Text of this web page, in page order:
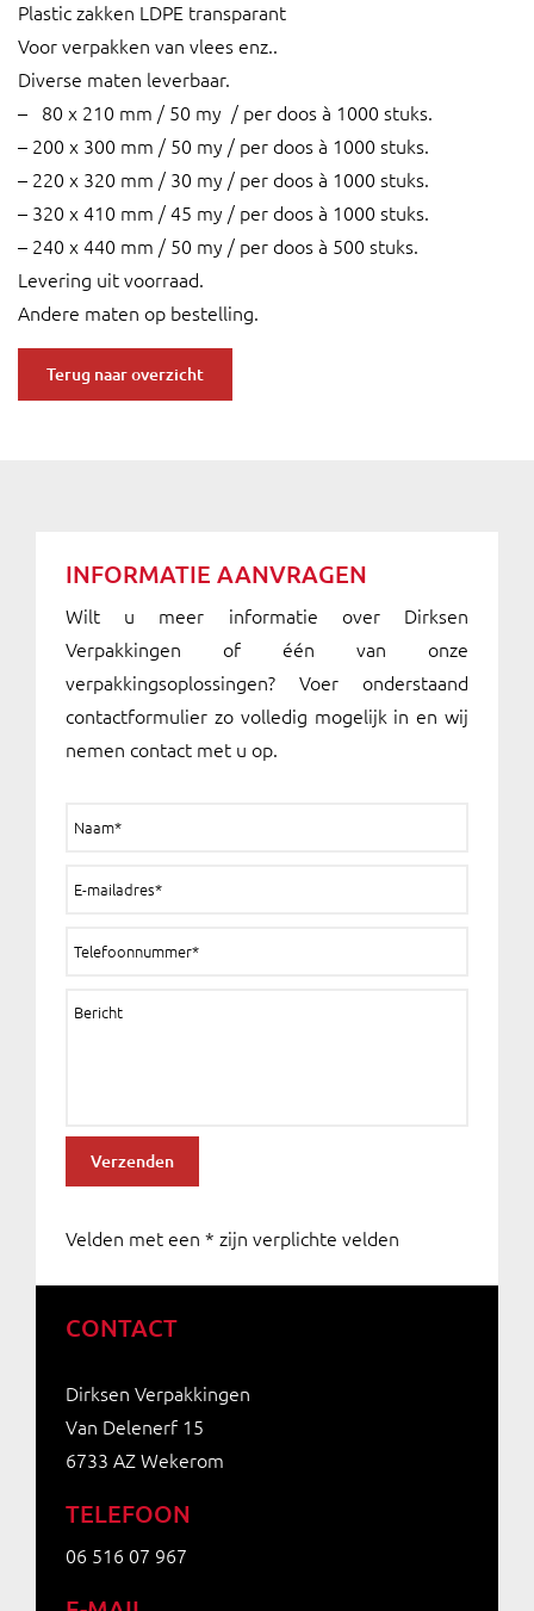
Plastic zakken LDPE transparant
Voor verpakken van vlees enz..
Diverse maten leverbaar.
– 80 x 210 mm / 50 my / per doos à 1000 stuks.
– 200 x 300 mm / 50 my / per doos à 1000 stuks.
– 220 x 320 mm / 30 my / per doos à 1000 stuks.
– 320 x 410 mm / 45 my / per doos à 1000 stuks.
– 240 x 440 mm / 50 my / per doos à 500 stuks.
Levering uit voorraad.
Andere maten op bestelling.
Terug naar overzicht
INFORMATIE AANVRAGEN
Wilt u meer informatie over Dirksen
Verpakkingen of één van onze
verpakkingsoplossingen? Voer onderstaand
contactformulier zo volledig mogelijk in en wij
nemen contact met u op.
Velden met een * zijn verplichte velden
CONTACT
Dirksen Verpakkingen
Van Delenerf 15
6733 AZ Wekerom
TELEFOON
06 516 07 967